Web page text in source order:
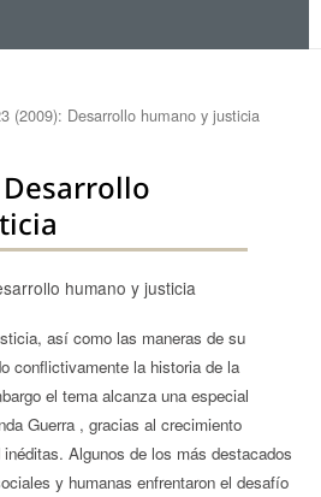
(2009): Desarrollo humano y justicia
Desarrollo
así como las maneras de su
conflictivamente la historia de la
el tema alcanza una especial
Guerra , gracias al crecimiento
Algunos de los más destacados
y humanas enfrentaron el desafío